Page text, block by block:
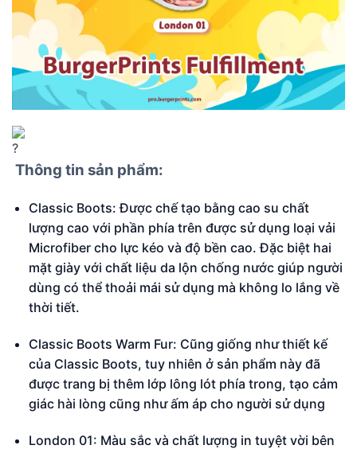
Thông tin sản phẩm:
Classic Boots: Được chế tạo bằng cao su chất
lượng cao với phần phía trên được sử dụng loại vải
Microfiber cho lực kéo và độ bền cao. Đặc biệt hai
mặt giày với chất liệu da lộn chống nước giúp người
dùng có thể thoải mái sử dụng mà không lo lắng về
thời tiết.
Classic Boots Warm Fur: Cũng giống như thiết kế
của Classic Boots, tuy nhiên ở sản phẩm này đã
được trang bị thêm lớp lông lót phía trong, tạo cảm
giác hài lòng cũng như ấm áp cho người sử dụng
London 01: Màu sắc và chất lượng in tuyệt vời bên